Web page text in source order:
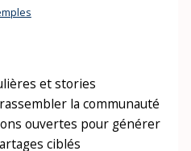
et stories
la communauté
ouvertes pour générer
ciblés